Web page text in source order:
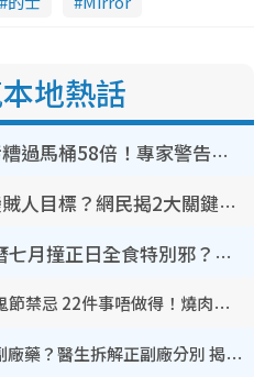
地熱話
行李清潔｜車轆污糟過馬桶58倍！專家警告忌用酒精抹 教1招免污手除菌
裝修拆鐵閘隨時變賊人目標？網民揭2大關鍵用途：裝新式等於白裝？附新舊鐵閘分別
鬼門開2026｜農曆七月撞正日全食特別邪？專家警告切忌做一事！揭4大禁忌+2招保平安
鬼門開2026｜8.13鬼節禁忌 22件事唔做得！燒肉、刺身要少食？半夜勿吹口哨/打呢個電話
網傳公院改用內地/副廠藥？醫生拆解正副廠分別 揭4類人換藥隨時出事